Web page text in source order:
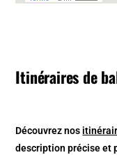
Itinéraires de
Découvrez nos
description précise et